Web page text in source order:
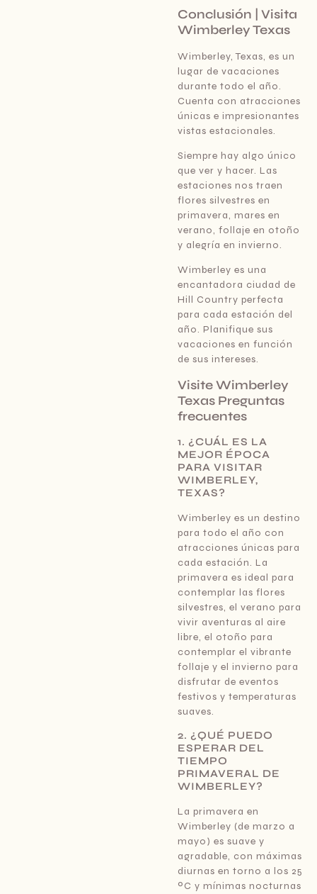
Conclusión | Visita
Wimberley Texas
Wimberley, Texas, es un
lugar de vacaciones
durante todo el año.
Cuenta con atracciones
únicas e impresionantes
vistas estacionales.
Siempre hay algo único
que ver y hacer. Las
estaciones nos traen
flores silvestres en
primavera, mares en
verano, follaje en otoño
y alegría en invierno.
Wimberley es una
encantadora ciudad de
Hill Country perfecta
para cada estación del
año. Planifique sus
vacaciones en función
de sus intereses.
Visite Wimberley
Texas Preguntas
frecuentes
1. ¿CUÁL ES LA
MEJOR ÉPOCA
PARA VISITAR
WIMBERLEY,
TEXAS?
Wimberley es un destino
para todo el año con
atracciones únicas para
cada estación. La
primavera es ideal para
contemplar las flores
silvestres, el verano para
vivir aventuras al aire
libre, el otoño para
contemplar el vibrante
follaje y el invierno para
disfrutar de eventos
festivos y temperaturas
suaves.
2. ¿QUÉ PUEDO
ESPERAR DEL
TIEMPO
PRIMAVERAL DE
WIMBERLEY?
La primavera en
Wimberley (de marzo a
mayo) es suave y
agradable, con máximas
diurnas en torno a los 25
ºC y mínimas nocturnas